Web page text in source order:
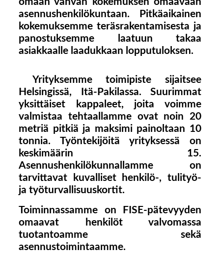
asennushenkilökuntaan. Pitkäaikainen
kokemuksemme teräsrakentamisesta ja
panostuksemme laatuun takaa
asiakkaalle laadukkaan lopputuloksen.
Yrityksemme toimipiste sijaitsee
Helsingissä, Itä-Pakilassa. Suurimmat
yksittäiset kappaleet, joita voimme
valmistaa tehtaallamme ovat noin 20
metriä pitkiä ja maksimi painoltaan 10
tonnia. Työntekijöitä yrityksessä on
keskimäärin 15.
Asennushenkilökunnallamme on
tarvittavat kuvalliset henkilö-, tulityö-
ja työturvallisuuskortit.
Toiminnassamme on FISE-pätevyyden
omaavat henkilöt valvomassa
tuotantoamme sekä
asennustoimintaamme.